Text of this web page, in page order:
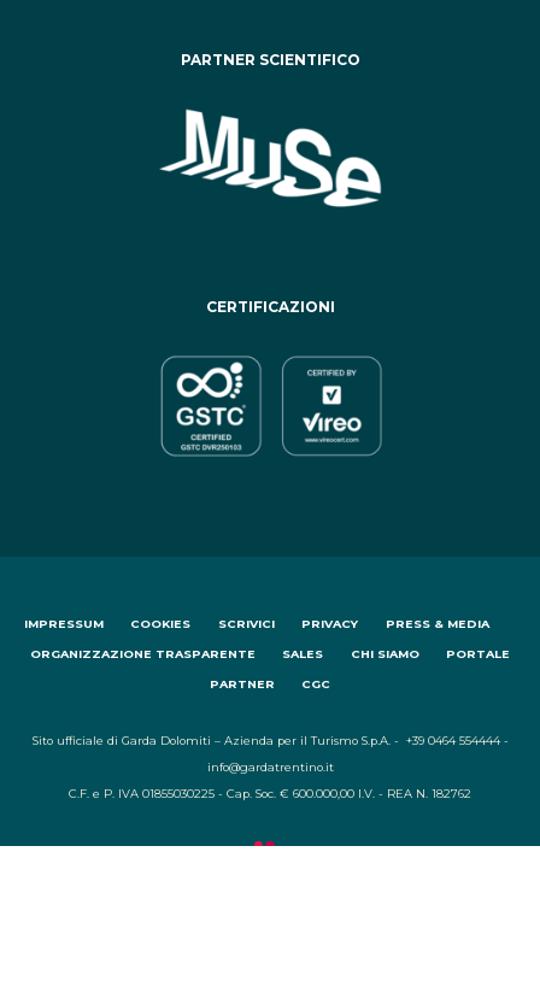
PARTNER SCIENTIFICO
CERTIFICAZIONI
IMPRESSUM COOKIES SCRIVICI PRIVACY PRESS & MEDIA
ORGANIZZAZIONE TRASPARENTE SALES CHI SIAMO PORTALE
PARTNER CGC
Sito ufficiale di Garda Dolomiti – Azienda per il Turismo S.p.A. - +39 0464 554444 -
info@gardatrentino.it
C.F. e P. IVA 01855030225 - Cap. Soc. € 600.000,00 I.V. - REA N. 182762